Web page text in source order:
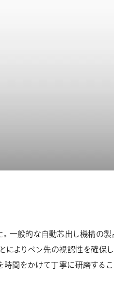
。一般的な自動芯出し機構の
によりペン先の視認性を確保し
時間をかけて丁寧に研磨するこ